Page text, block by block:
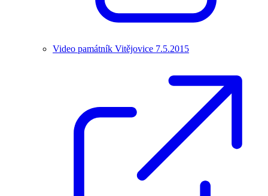
Video památník Vitějovice 7.5.2015